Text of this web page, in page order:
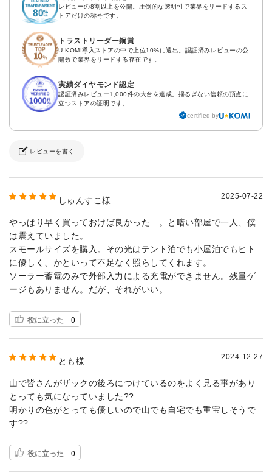
レビューの8割以上を公開。圧倒的な透明性で業界をリードするス
トアだけの称号です。
トラストリーダー銅賞
U-KOMI導入ストアの中で上位10%に選出。認証済みレビューの公
開数で業界をリードする存在です。
実績ダイヤモンド認定
認証済みレビュー1,000件の大台を達成。揺るぎない信頼の頂点に
立つストアの証明です。
certified by
レビューを書く
しゅんすこ様 2025-07-22
やっぱり早く買っておけば良かった…。と暗い部屋で一人、僕
は震えていました。
スモールサイズを購入。その光はテント泊でも小屋泊でもヒト
に優しく、かといって不足なく照らしてくれます。
ソーラー蓄電のみで外部入力による充電ができません。残量ゲ
ージもありません。だが、それがいい。
役に立った 0
とも様 2024-12-27
山で皆さんがザックの後ろにつけているのをよく見る事があり
とっても気になっていました??
明かりの色がとっても優しいので山でも自宅でも重宝しそうで
す??
役に立った 0